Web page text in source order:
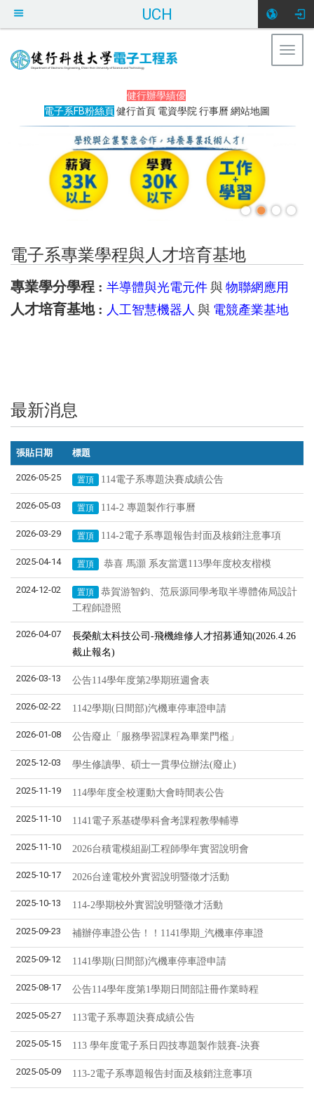
UCH
健行辦學績優
電子系FB粉絲頁健行首頁 電資學院 行事曆 網站地圖
電子系專業學程與人才培育基地
專業學分學程 : 半導體與光電元件與 物聯網應用
人才培育基地 : 人工智慧機器人 與 電競產業基地
最新消息
張貼日期 標題
2026-05-25 置頂 114電子系專題決賽成績公告
2026-05-03 置頂 114-2 專題製作行事曆
2026-03-29 置頂 114-2電子系專題報告封面及核銷注意事項
2025-04-14 置頂 恭喜 馬灝 系友當選113學年度校友楷模
2024-12-02 置頂
恭賀游智鈞、范辰源同學考取半導體佈局設計
工程師證照
2026-04-07
長榮航太科技公司-飛機維修人才招募通知(2026.4.26
截止報名)
2026-03-13 公告114學年度第2學期班週會表
2026-02-22 1142學期(日間部)汽機車停車證申請
2026-01-08 公告廢止「服務學習課程為畢業門檻」
2025-12-03 學生修讀學、碩士一貫學位辦法(廢止)
2025-11-19 114學年度全校運動大會時間表公告
2025-11-10 1141電子系基礎學科會考課程教學輔導
2025-11-10 2026​台積電模組副工程師學年實習說明會
2025-10-17 2026台達電校外實習說明暨徵才活動
2025-10-13 114-2學期校外實習說明暨徵才活動
2025-09-23 補辦停車證公告！！1141學期_汽機車停車證
2025-09-12 1141學期(日間部)汽機車停車證申請
2025-08-17 公告114學年度第1學期日間部註冊作業時程
2025-05-27 113電子系專題決賽成績公告
2025-05-15 113 學年度電子系日四技專題製作競賽-決賽
2025-05-09 113-2電子系專題報告封面及核銷注意事項